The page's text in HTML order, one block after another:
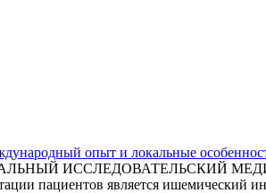
опыт и локальные
ИССЛЕДОВАТЕЛЬСКИЙ
пациентов является ишемический